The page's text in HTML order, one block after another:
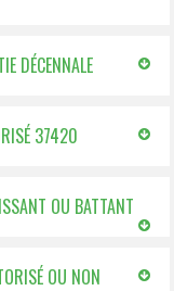
DÉCENNALE
37420
OU BATTANT
OU NON